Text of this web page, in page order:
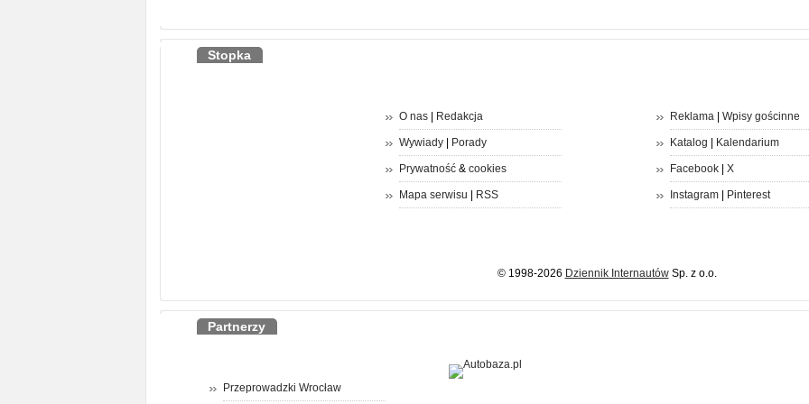
Stopka
O nas| Redakcja
Wywiady| Porady
Prywatność& cookies
Mapa serwisu RSS
Reklama| Wpisy gościnne
Katalog Kalendarium
Facebook| X
Instagram| Pinterest
© 1998-2026 Dziennik InternautówSp. z o.o.
Partnerzy
Przeprowadzki Wrocław